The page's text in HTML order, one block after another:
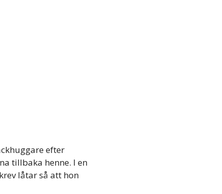
efter
tillbaka henne. I en
låtar så att hon